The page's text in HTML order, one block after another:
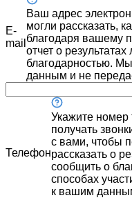
E-
mail
Ваш адрес
могли рассказать,
благодаря вашему
отчет о
благодарностью.
данным и не
Телефон
Укажите номер
получать
с вами, чтобы
рассказать о
сообщить о
способах
к вашим